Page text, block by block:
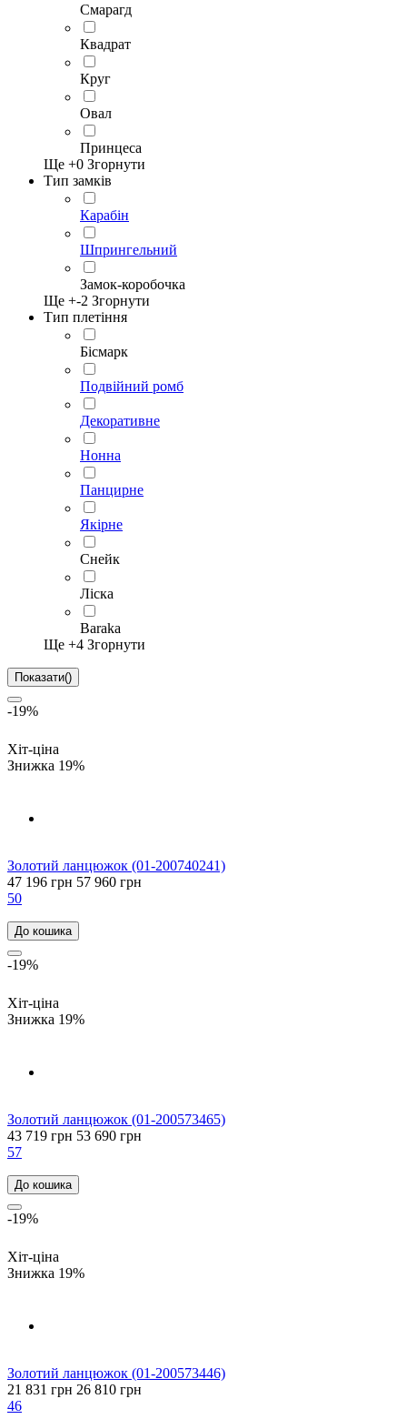
Смарагд
Квадрат
Круг
Овал
Принцеса
Ще +0 Згорнути
Тип замків
Карабін
Шпрингельний
Замок-коробочка
Ще +-2 Згорнути
Тип плетіння
Бісмарк
Подвійний ромб
Декоративне
Нонна
Панцирне
Якірне
Снейк
Ліска
Baraka
Ще +4 Згорнути
Показати()
-19%
Хіт-ціна
Знижка 19%
Золотий ланцюжок (01-200740241)
47 196 грн 57 960 грн
50
До кошика
-19%
Хіт-ціна
Знижка 19%
Золотий ланцюжок (01-200573465)
43 719 грн 53 690 грн
57
До кошика
-19%
Хіт-ціна
Знижка 19%
Золотий ланцюжок (01-200573446)
21 831 грн 26 810 грн
46